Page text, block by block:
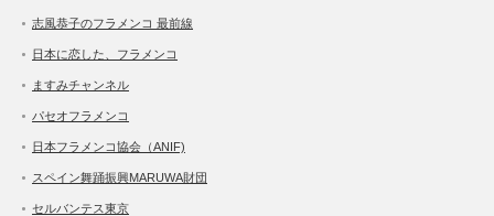
志風恭子のフラメンコ 最前線
日本に恋した、フラメンコ
ますみチャンネル
パセオフラメンコ
日本フラメンコ協会（ANIF)
スペイン舞踊振興MARUWA財団
セルバンテス東京